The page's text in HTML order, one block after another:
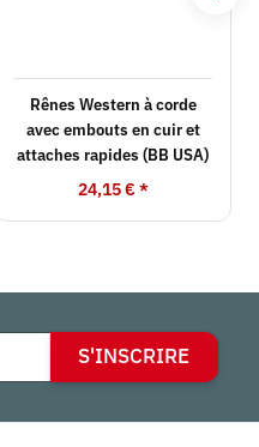
Rênes Western à corde
avec embouts en cuir et
attaches rapides (BB USA)
24,15 € *
S'INSCRIRE